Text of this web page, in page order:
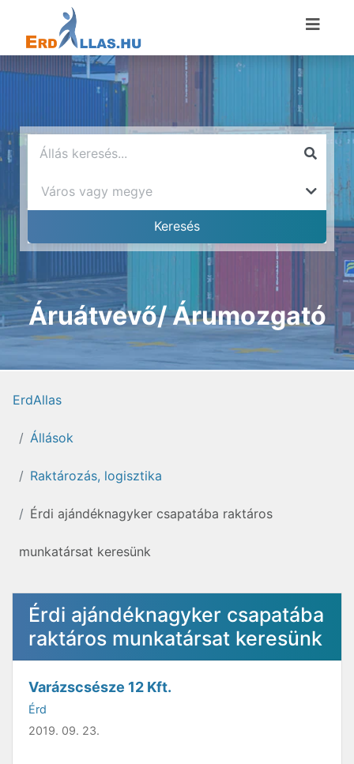
Áruátvevő/ Árumozgató
ErdAllas
Állások
Raktározás, logisztika
Érdi ajándéknagyker csapatába raktáros
munkatársat keresünk
Érdi ajándéknagyker csapatába
raktáros munkatársat keresünk
Varázscsésze 12 Kft.
Érd
2019. 09. 23.